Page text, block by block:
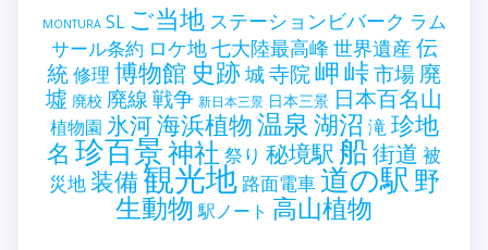
MONTURA SL ご当地 ステーションビバーク ラム
サール条約 ロケ地七大陸最高峰 世界遺産 伝
統修理 博物館 史跡城寺院岬峠市場 廃
墟 廃校 廃線戦争 新日本三景 日本三景 日本百名山
植物園 氷河海浜植物温泉湖沼 滝珍地
名 珍百景神社 祭り 秘境駅 船街道 被
災地装備観光地 路面電車道の駅 野
生動物 駅ノート 高山植物